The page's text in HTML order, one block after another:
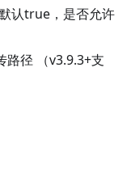
认true，是否允许
径 （v3.9.3+支